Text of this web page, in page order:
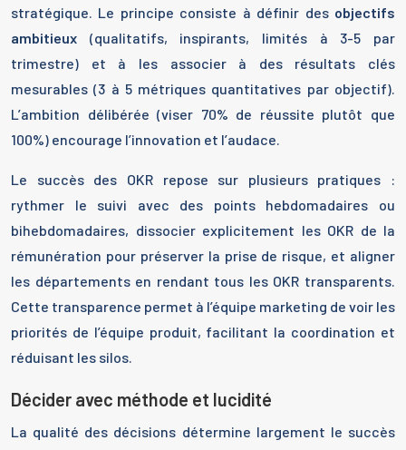
stratégique. Le principe consiste à définir des objectifs
ambitieux (qualitatifs, inspirants, limités à 3-5 par
trimestre) et à les associer à des résultats clés
mesurables (3 à 5 métriques quantitatives par objectif).
L’ambition délibérée (viser 70% de réussite plutôt que
100%) encourage l’innovation et l’audace.
Le succès des OKR repose sur plusieurs pratiques :
rythmer le suivi avec des points hebdomadaires ou
bihebdomadaires, dissocier explicitement les OKR de la
rémunération pour préserver la prise de risque, et aligner
les départements en rendant tous les OKR transparents.
Cette transparence permet à l’équipe marketing de voir les
priorités de l’équipe produit, facilitant la coordination et
réduisant les silos.
Décider avec méthode et lucidité
La qualité des décisions détermine largement le succès